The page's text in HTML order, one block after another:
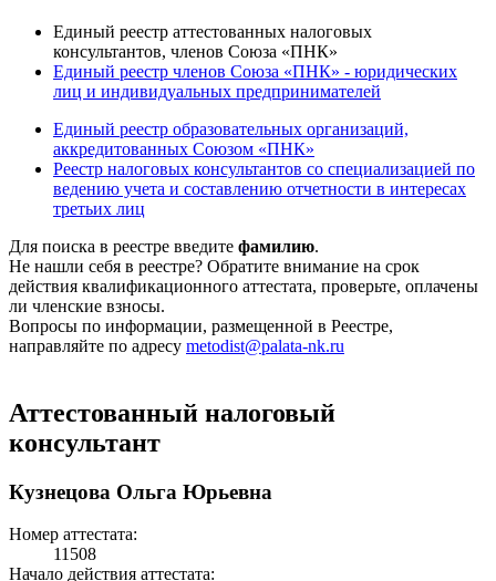
Единый реестр аттестованных налоговых
консультантов, членов Союза «ПНК»
Единый реестр членов Союза «ПНК» - юридических
лиц и индивидуальных предпринимателей
Единый реестр образовательных организаций,
аккредитованных Союзом «ПНК»
Реестр налоговых консультантов со специализацией по
ведению учета и составлению отчетности в интересах
третьих лиц
Для поиска в реестре введите фамилию.
Не нашли себя в реестре? Обратите внимание на срок
действия квалификационного аттестата, проверьте, оплачены
ли членские взносы.
Вопросы по информации, размещенной в Реестре,
направляйте по адресу metodist@palata-nk.ru
Аттестованный налоговый
консультант
Кузнецова Ольга Юрьевна
Номер аттестата:
11508
Начало действия аттестата: